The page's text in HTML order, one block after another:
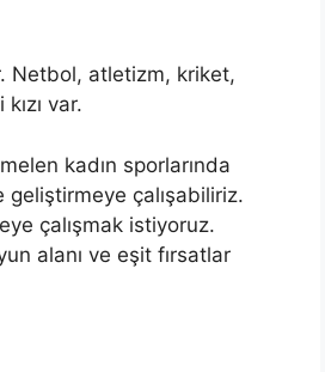
Netbol, ​​atletizm, kriket,
var.
kadın sporlarında
geliştirmeye çalışabiliriz.
çalışmak istiyoruz.
alanı ve eşit fırsatlar